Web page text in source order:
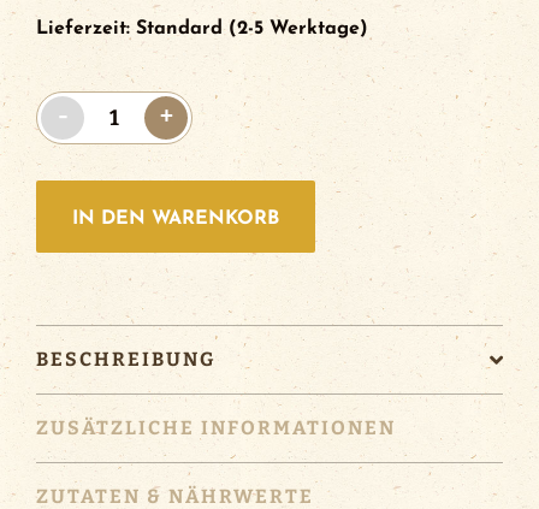
Lieferzeit: Standard (2-5 Werktage)
+
-
Robustus
6
|
MengeIN DEN WARENKORB
BESCHREIBUNG
ZUSÄTZLICHE INFORMATIONEN
ZUTATEN & NÄHRWERTE